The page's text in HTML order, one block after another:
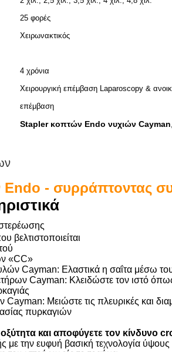
25 φορές
Χειρωνακτικός
4 χρόνια
Χειρουργική επέμβαση Laparoscopy &
επέμβαση
Stapler κοπτών Endo νυχιών Cayman,
- συρράπτοντας
βελτιστοποιείται
«CC»
Cayman: Ελαστικά η σαΐτα μέσω
Cayman: Κλειδώστε τον ιστό
Cayman: Μειώστε τις πλευρικές και
πυρκαγιών
οξύτητα και αποφύγετε τον
με την ευφυή βασική τεχνολογία